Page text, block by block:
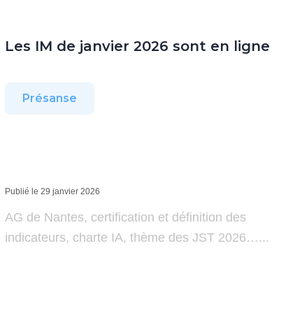
Les IM de janvier 2026 sont en ligne
Présanse
Publié le 29 janvier 2026
AG de Nantes, certification et définition des
indicateurs, charte IA, thème des JST 2026…...